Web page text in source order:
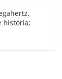
história;